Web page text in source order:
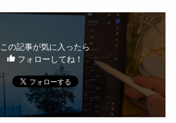
この記事が気に入ったら
フォローしてね！